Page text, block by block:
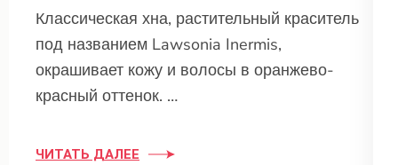
Классическая хна, растительный краситель
под названием Lawsonia Inermis,
окрашивает кожу и волосы в оранжево-
красный оттенок. …
ЧИТАТЬ ДАЛЕЕ